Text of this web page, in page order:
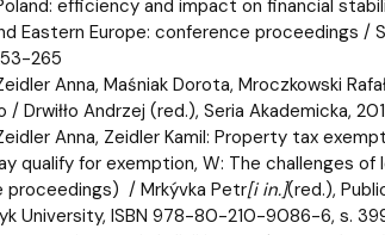
efficiency and impact on financial
Eastern Europe: conference proceedings /
265
Anna, Maśniak Dorota, Mroczkowski
/ Drwiłło Andrzej (red.), Seria Akademicka,
Anna, Zeidler Kamil: Property tax
qualify for exemption, W: The challenges
proceedings) / Mrkývka Petr[i in.](red.),
University, ISBN 978-80-210-9086-6, s.